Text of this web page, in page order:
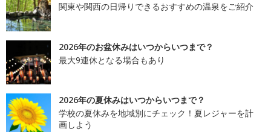
関東や関西の日帰りできるおすすめの温泉をご紹介
2026年のお盆休みはいつからいつまで？
最大9連休となる場合もあり
2026年の夏休みはいつからいつまで？
学校の夏休みを地域別にチェック！夏レジャーを計
画しよう